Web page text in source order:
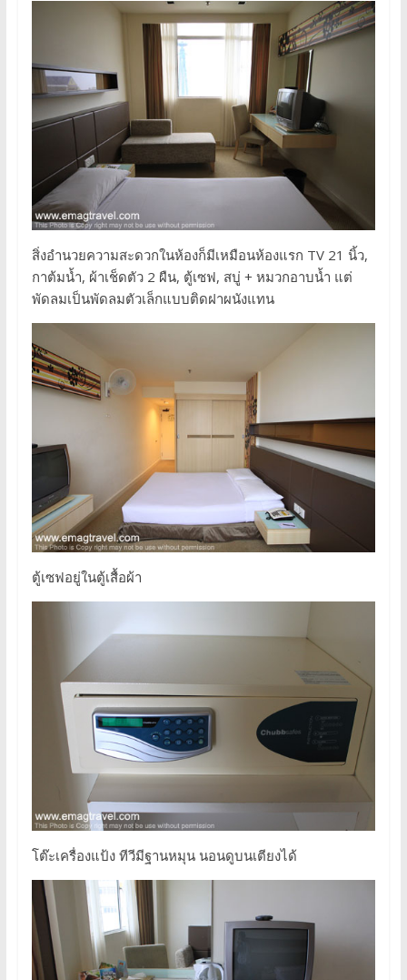
สิ่งอำนวยความสะดวกในห้องก็มีเหมือนห้องแรก TV 21 นิ้ว,
กาต้มน้ำ, ผ้าเช็ดตัว 2 ผืน, ตู้เซฟ, สบู่ + หมวกอาบน้ำ แต่
พัดลมเป็นพัดลมตัวเล็กแบบติดฝาผนังแทน
ตู้เซฟอยู่ในตู้เสื้อผ้า
โต๊ะเครื่องแป้ง ทีวีมีฐานหมุน นอนดูบนเตียงได้